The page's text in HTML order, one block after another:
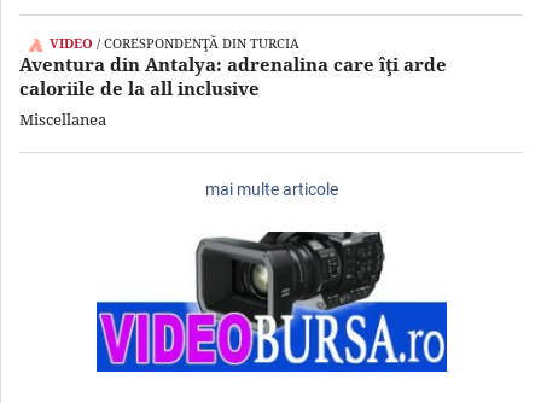
VIDEO / CORESPONDENŢĂ DIN TURCIA
Aventura din Antalya: adrenalina care îţi arde
caloriile de la all inclusive
Miscellanea
mai multe articole